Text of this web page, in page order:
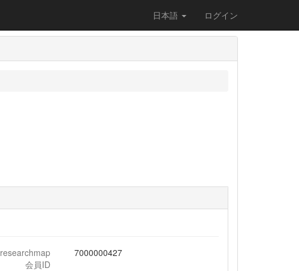
日本語 ログイン
researchmap
会員ID
7000000427